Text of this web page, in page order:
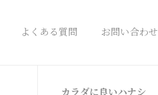
よくある質問 お問い合わせ
カラダに良いハナシ